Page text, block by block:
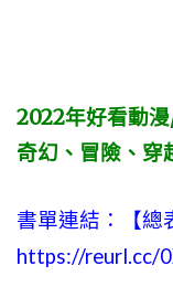
2022年好看動
奇幻、冒險、穿
書單連結：【總
https://reurl.cc/